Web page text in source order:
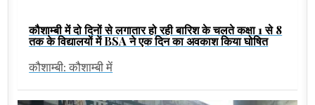
कौशाम्बी में दो दिनों से लगातार हो रही बारिश के चलते कक्षा 1 से 8
तक के विद्यालयों में BSA ने एक दिन का अवकाश किया घोषित
कौशाम्बी: कौशाम्बी में